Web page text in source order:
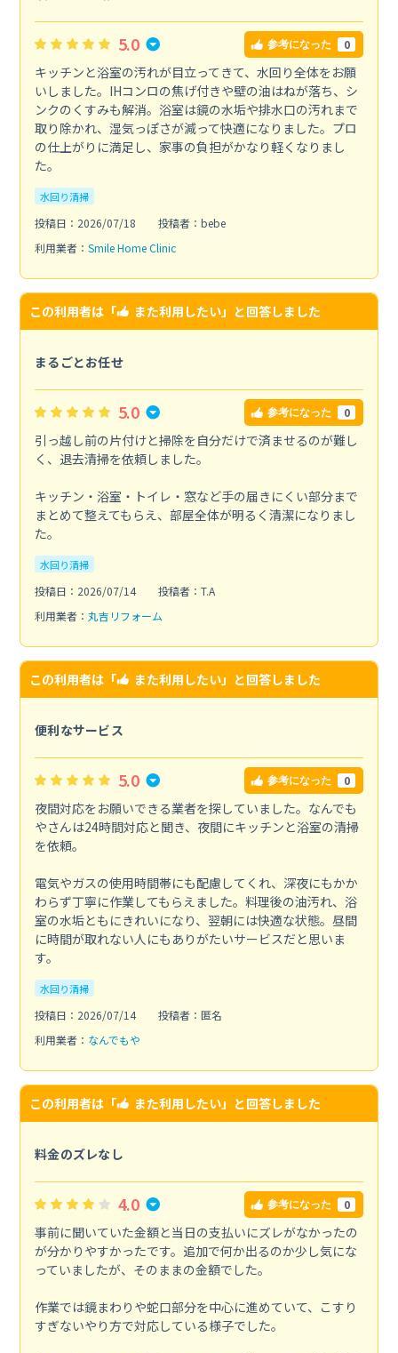
5.0 参考になった 0
キッチンと浴室の汚れが目立ってきて、水回り全体をお願
いしました。IHコンロの焦げ付きや壁の油はねが落ち、シ
ンクのくすみも解消。浴室は鏡の水垢や排水口の汚れまで
取り除かれ、湿気っぽさが減って快適になりました。プロ
の仕上がりに満足し、家事の負担がかなり軽くなりまし
た。
水回り清掃
投稿日：2026/07/18
投稿者：bebe
利用業者： Smile Home Clinic
この利用者は「 また利用したい」と回答しました
まるごとお任せ
5.0 参考になった 0
引っ越し前の片付けと掃除を自分だけで済ませるのが難し
く、退去清掃を依頼しました。
キッチン・浴室・トイレ・窓など手の届きにくい部分まで
まとめて整えてもらえ、部屋全体が明るく清潔になりまし
た。
水回り清掃
投稿日：2026/07/14
投稿者：T.A
利用業者： 丸吉リフォーム
この利用者は「 また利用したい」と回答しました
便利なサービス
5.0 参考になった 0
夜間対応をお願いできる業者を探していました。なんでも
やさんは24時間対応と聞き、夜間にキッチンと浴室の清掃
を依頼。
電気やガスの使用時間帯にも配慮してくれ、深夜にもかか
わらず丁寧に作業してもらえました。料理後の油汚れ、浴
室の水垢ともにきれいになり、翌朝には快適な状態。昼間
に時間が取れない人にもありがたいサービスだと思いま
す。
水回り清掃
投稿日：2026/07/14
投稿者：匿名
利用業者： なんでもや
この利用者は「 また利用したい」と回答しました
料金のズレなし
4.0 参考になった 0
事前に聞いていた金額と当日の支払いにズレがなかったの
が分かりやすかったです。追加で何か出るのか少し気にな
っていましたが、そのままの金額でした。
作業では鏡まわりや蛇口部分を中心に進めていて、こすり
すぎないやり方で対応している様子でした。